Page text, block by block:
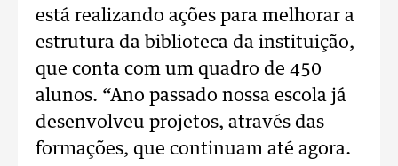
está realizando ações para melhorar a
estrutura da biblioteca da instituição,
que conta com um quadro de 450
alunos. “Ano passado nossa escola já
desenvolveu projetos, através das
formações, que continuam até agora.